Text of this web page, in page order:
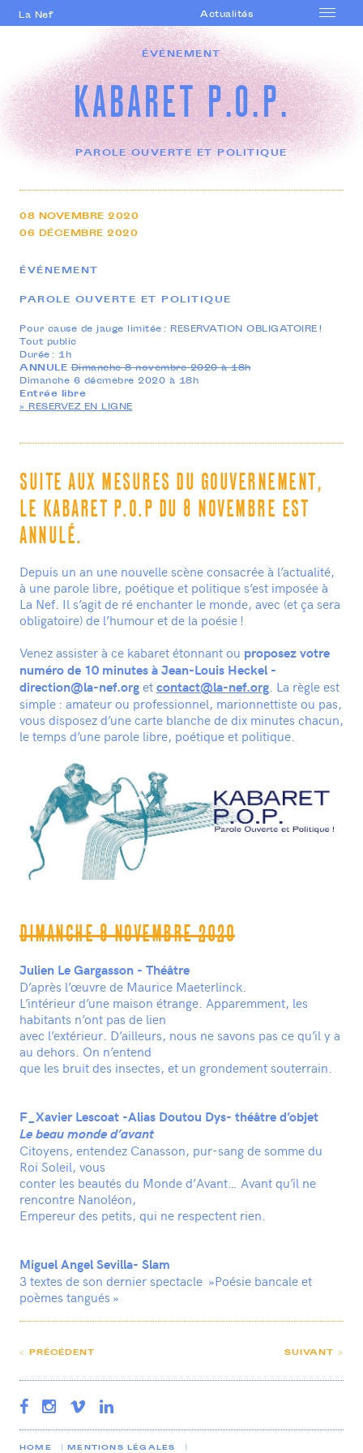
La Nef Actualités
Accueil
Le lieu
Saison
Accompagnement
artistique
Formations
professionnelles
Actions culturelles
Agenda
20 rue Rouget de Lisle
93500 Pantin
01 41 50 07 20
—
ÉVÉNEMENT
KABARET P.O.P.
PAROLE OUVERTE ET POLITIQUE
08 NOVEMBRE 2020
06 DÉCEMBRE 2020
ÉVÉNEMENT
PAROLE OUVERTE ET POLITIQUE
Pour cause de jauge limitée : RESERVATION OBLIGATOIRE !
Tout public
Durée : 1h
ANNULE Dimanche 8 novembre 2020 à 18h
Dimanche 6 décmebre 2020 à 18h
Entrée libre
» RESERVEZ EN LIGNE
SUITE AUX MESURES DU GOUVERNEMENT,
LE KABARET P.O.P DU 8 NOVEMBRE EST
ANNULÉ.
Depuis un an une nouvelle scène consacrée à l’actualité,
à une parole libre, poétique et politique s’est imposée à
La Nef. Il s’agit de ré enchanter le monde, avec (et ça sera
obligatoire) de l’humour et de la poésie !
Venez assister à ce kabaret étonnant ou proposez votre
numéro de 10 minutes à Jean-Louis Heckel -
direction@la-nef.orgetcontact@la-nef.org . La règle est
simple : amateur ou professionnel, marionnettiste ou pas,
vous disposez d’une carte blanche de dix minutes chacun,
le temps d’une parole libre, poétique et politique.
DIMANCHE 8 NOVEMBRE 2020
Julien Le Gargasson - Théâtre
D’après l’œuvre de Maurice Maeterlinck.
L’intérieur d’une maison étrange. Apparemment, les
habitants n’ont pas de lien
avec l’extérieur. D’ailleurs, nous ne savons pas ce qu’il y a
au dehors. On n’entend
que les bruit des insectes, et un grondement souterrain.
F_Xavier Lescoat -Alias Doutou Dys- théâtre d’objet
Le beau monde d’avant
Citoyens, entendez Canasson, pur-sang de somme du
Roi Soleil, vous
conter les beautés du Monde d’Avant… Avant qu’il ne
rencontre Nanoléon,
Empereur des petits, qui ne respectent rien.
Miguel Angel Sevilla- Slam
3 textes de son dernier spectacle »Poésie bancale et
poèmes tangués »
< PRÉCÉDENT SUIVANT >
HOME MENTIONS LÉGALES